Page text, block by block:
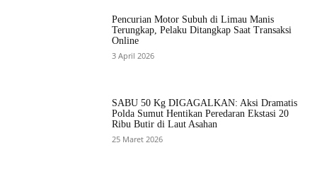
Pencurian Motor Subuh di Limau Manis
Terungkap, Pelaku Ditangkap Saat Transaksi
Online
3 April 2026
SABU 50 Kg DIGAGALKAN: Aksi Dramatis
Polda Sumut Hentikan Peredaran Ekstasi 20
Ribu Butir di Laut Asahan
25 Maret 2026